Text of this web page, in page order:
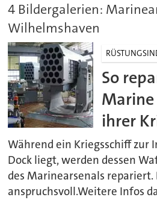
4 Bildergalerien:
Wilhelmshaven
So
ihrer
Während ein Kriegsschiff zur
Dock liegt, werden dessen
des Marinearsenals repariert.
anspruchsvoll.Weitere Infos